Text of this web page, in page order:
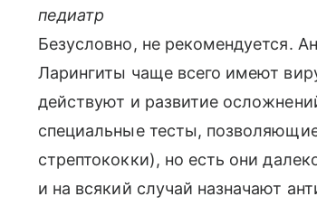
педиатр
Безусловно, не рекомендуется.
Ларингиты чаще всего имеют
действуют и развитие
специальные тесты,
стрептококки), но есть они
и на всякий случай назначают